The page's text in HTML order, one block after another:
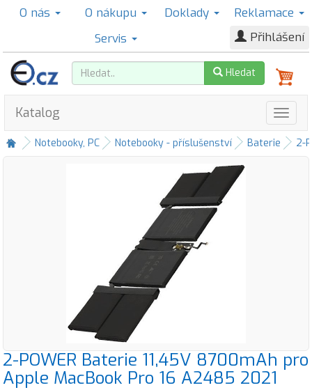
O nás O nákupu Doklady
Reklamace
Servis
Přihlášení
Hledat
Katalog
Notebooky, PC Notebooky - příslušenství Baterie 2-
2-POWER Baterie 11,45V 8700mAh pro
Apple MacBook Pro 16 A2485 2021